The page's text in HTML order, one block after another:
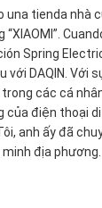
una tienda nhà
“XIAOMI”.
Spring
với DAQIN. Với
trong các cá
của điện thoại
anh ấy đã
địa phương.